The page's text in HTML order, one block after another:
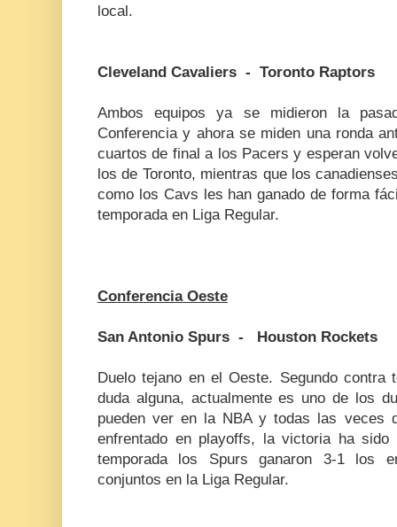
local.
Cleveland Cavaliers - Toronto Raptors
Ambos equipos ya se midieron la
Conferencia y ahora se miden una ronda
cuartos de final a los Pacers y esperan
los de Toronto, mientras que los
como los Cavs les han ganado de forma
temporada en Liga Regular.
Conferencia Oeste
San Antonio Spurs - Houston Rockets
Duelo tejano en el Oeste. Segundo contra
duda alguna, actualmente es uno de los
pueden ver en la NBA y todas las veces
enfrentado en playoffs, la victoria ha
temporada los Spurs ganaron 3-1 los
conjuntos en la Liga Regular.